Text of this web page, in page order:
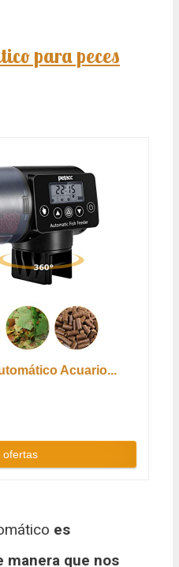
para peces
Acuario...
ofertas
es
que nos